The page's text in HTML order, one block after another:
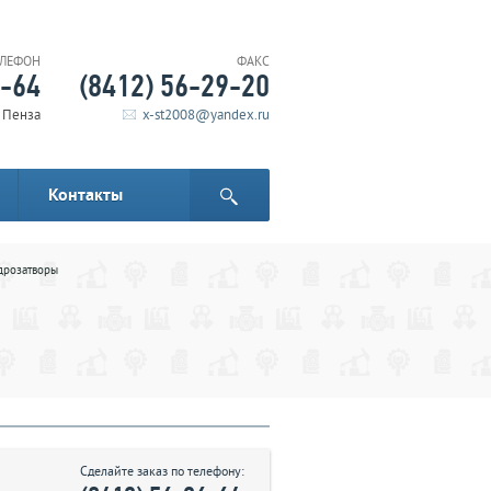
ФАКС
(8412) 56-29-20
x-st2008@yandex.ru
64
Пенза
Контакты
Сделайте заказ по телефону: